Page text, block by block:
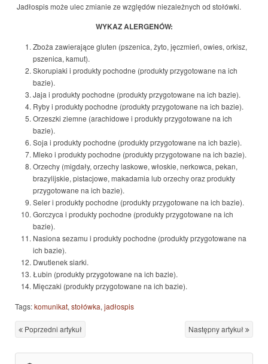
Jadłospis może ulec zmianie ze względów niezależnych od stołówki.
WYKAZ ALERGENÓW:
Zboża zawierające gluten (pszenica, żyto, jęczmień, owies, orkisz,
pszenica, kamut).
Skorupiaki i produkty pochodne (produkty przygotowane na ich
bazie).
Jaja i produkty pochodne (produkty przygotowane na ich bazie).
Ryby i produkty pochodne (produkty przygotowane na ich bazie).
Orzeszki ziemne (arachidowe i produkty przygotowane na ich
bazie).
Soja i produkty pochodne (produkty przygotowane na ich bazie).
Mleko i produkty pochodne (produkty przygotowane na ich bazie).
Orzechy (migdały, orzechy laskowe, włoskie, nerkowca, pekan,
brazylijskie, pistacjowe, makadamia lub orzechy oraz produkty
przygotowane na ich bazie).
Seler i produkty pochodne (produkty przygotowane na ich bazie).
Gorczyca i produkty pochodne (produkty przygotowane na ich
bazie).
Nasiona sezamu i produkty pochodne (produkty przygotowane na
ich bazie).
Dwutlenek siarki.
Łubin (produkty przygotowane na ich bazie).
Mięczaki (produkty przygotowane na ich bazie).
Tags:komunikat, stołówka, jadłospis
Poprzedni artykuł Następny artykuł